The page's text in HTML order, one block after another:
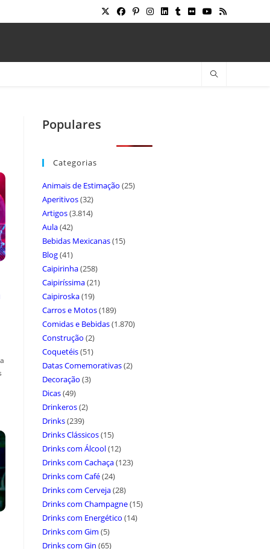
Populares
Categorias
Animais de Estimação (25)
Aperitivos(32)
Artigos(3.814)
Aula(42)
Bebidas Mexicanas(15)
Blog(41)
Caipirinha(258)
Caipiríssima(21)
Caipiroska(19)
Carros e Motos(189)
Comidas e Bebidas(1.870)
Construção (2)
Coquetéis(51)
Datas Comemorativas(2)
Decoração (3)
Dicas(49)
Drinkeros(2)
Drinks(239)
Drinks Clássicos(15)
Drinks com Álcool(12)
Drinks com Cachaça(123)
Drinks com Café(24)
Drinks com Cerveja(28)
Drinks com Champagne(15)
Drinks com Energético (14)
Drinks com Gim (5)
Drinks com Gin (65)